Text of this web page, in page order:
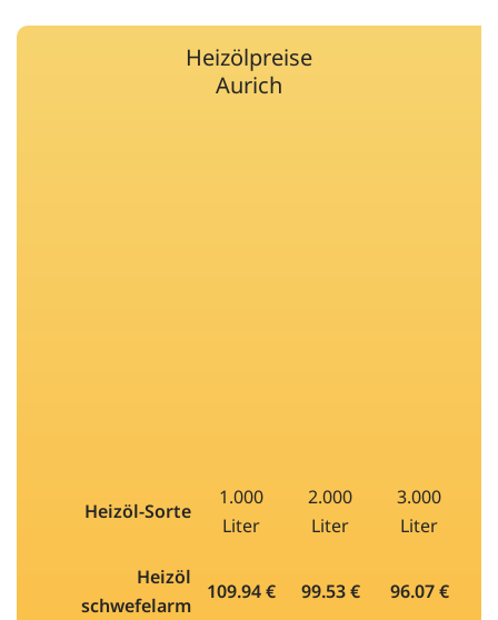
Heizölpreise
Aurich
Heizöl-Sorte
1.000
Liter
2.000
Liter
3.000
Liter
Heizöl
schwefelarm
109.94 € 99.53 € 96.07 €